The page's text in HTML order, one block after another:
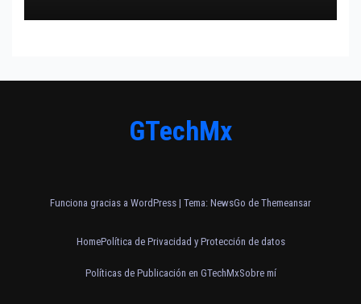
GTechMx
Funciona gracias a WordPress | Tema: NewsGo de Themeansar
HomePolítica de Privacidad y Protección de datos
Políticas de Publicación en GTechMxSobre mí